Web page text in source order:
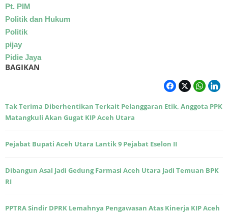
Pt. PIM
Politik dan Hukum
Politik
pijay
Pidie Jaya
BAGIKAN
Tak Terima Diberhentikan Terkait Pelanggaran Etik, Anggota PPK
Matangkuli Akan Gugat KIP Aceh Utara
Pejabat Bupati Aceh Utara Lantik 9 Pejabat Eselon II
Dibangun Asal Jadi Gedung Farmasi Aceh Utara Jadi Temuan BPK
RI
PPTRA Sindir DPRK Lemahnya Pengawasan Atas Kinerja KIP Aceh